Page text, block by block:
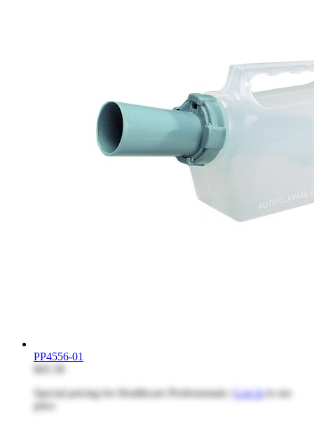
PP4556-01
$45.58
Special pricing for Healthcare Professionals | Log into see
price